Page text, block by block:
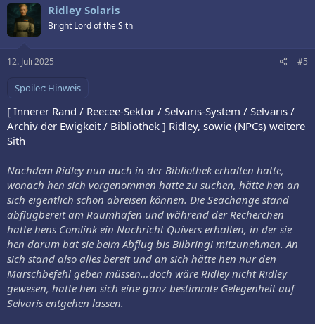
Ridley Solaris
Bright Lord of the Sith
12. Juli 2025 #5
Spoiler: Hinweis
[ Innerer Rand / Reecee-Sektor / Selvaris-System / Selvaris /
Archiv der Ewigkeit / Bibliothek ] Ridley, sowie (NPCs) weitere
Sith
Nachdem Ridley nun auch in der Bibliothek erhalten hatte,
wonach hen sich vorgenommen hatte zu suchen, hätte hen an
sich eigentlich schon abreisen können. Die Seachange stand
abflugbereit am Raumhafen und während der Recherchen
hatte hens Comlink ein Nachricht Quivers erhalten, in der sie
hen darum bat sie beim Abflug bis Bilbringi mitzunehmen. An
sich stand also alles bereit und an sich hätte hen nur den
Marschbefehl geben müssen…doch wäre Ridley nicht Ridley
gewesen, hätte hen sich eine ganz bestimmte Gelegenheit auf
Selvaris entgehen lassen.